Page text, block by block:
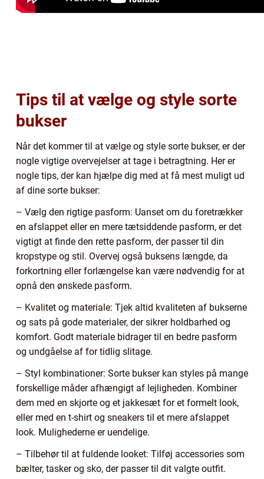
Tips til at vælge og style sorte
bukser
Når det kommer til at vælge og style sorte bukser, er der
nogle vigtige overvejelser at tage i betragtning. Her er
nogle tips, der kan hjælpe dig med at få mest muligt ud
af dine sorte bukser:
– Vælg den rigtige pasform: Uanset om du foretrækker
en afslappet eller en mere tætsiddende pasform, er det
vigtigt at finde den rette pasform, der passer til din
kropstype og stil. Overvej også buksens længde, da
forkortning eller forlængelse kan være nødvendig for at
opnå den ønskede pasform.
– Kvalitet og materiale: Tjek altid kvaliteten af bukserne
og sats på gode materialer, der sikrer holdbarhed og
komfort. Godt materiale bidrager til en bedre pasform
og undgåelse af for tidlig slitage.
– Styl kombinationer: Sorte bukser kan styles på mange
forskellige måder afhængigt af lejligheden. Kombiner
dem med en skjorte og et jakkesæt for et formelt look,
eller med en t-shirt og sneakers til et mere afslappet
look. Mulighederne er uendelige.
– Tilbehør til at fuldende looket: Tilføj accessories som
bælter, tasker og sko, der passer til dit valgte outfit.